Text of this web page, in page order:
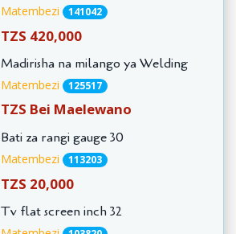
Matembezi 141042
TZS 420,000
Madirisha na milango ya Welding
Matembezi 125517
TZS Bei Maelewano
Bati za rangi gauge 30
Matembezi 113203
TZS 20,000
Tv flat screen inch 32